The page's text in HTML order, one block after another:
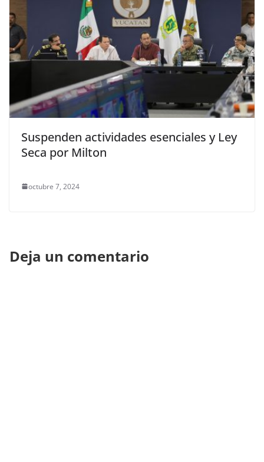
Suspenden actividades esenciales y Ley
Seca por Milton
octubre 7, 2024
Deja un comentario